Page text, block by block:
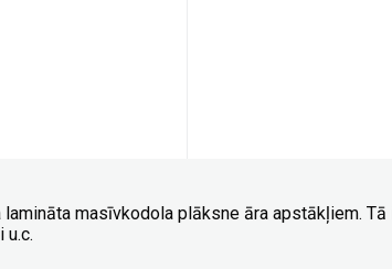
masīvkodola plāksne āra apstākļiem.
u.c.